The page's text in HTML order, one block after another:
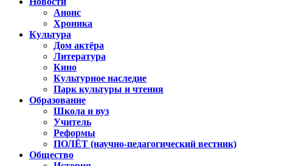
Анонс
Хроника
Культура
Дом актёра
Литература
Кино
Культурное наследие
Парк культуры и чтения
Образование
Школа и вуз
Учитель
Реформы
ПОЛЁТ (научно-педагогический вестник)
Общество